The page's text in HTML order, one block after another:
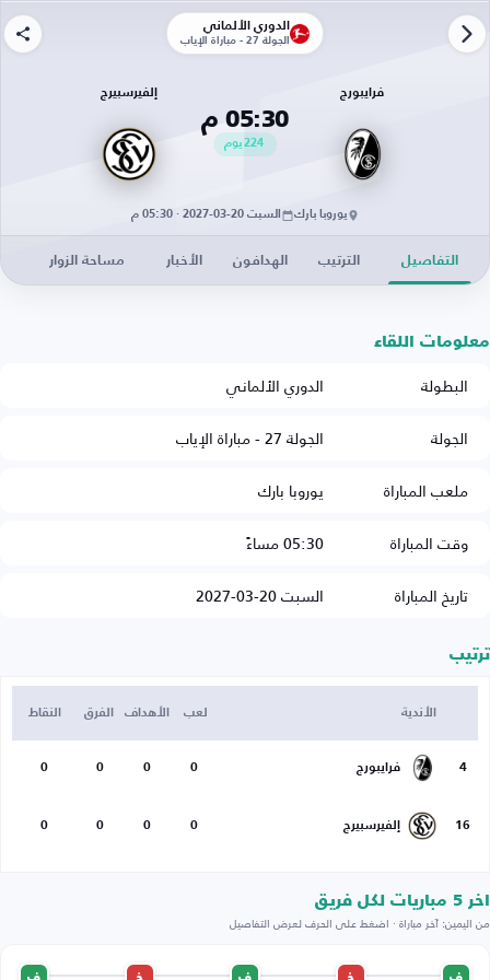
الدوري الألماني
الجولة 27 - مباراة الإياب
فرايبورج
05:30 م
224يوم
إلفيرسبيرج
يوروبا بارك السبت 20-03-2027 · 05:30 م
التفاصيل الترتيب الهدافون الأخبار مساحة الزوار
معلومات اللقاء
البطولة
الدوري الألماني
الجولة
الجولة 27 - مباراة الإياب
ملعب المباراة
يوروبا بارك
وقت المباراة
05:30 مساءً
تاريخ المباراة
السبت 20-03-2027
ترتيب
الأندية لعب الأهداف الفرق النقاط
4 فرايبورج 0
0
0
0
16 إلفيرسبيرج 0
0
0
0
اخر 5 مباريات لكل فريق
من اليمين: آخر مباراة · اضغط على الحرف لعرض التفاصيل